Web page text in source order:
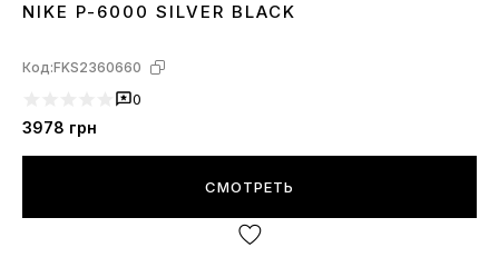
3637 38 3940 41 42 43 4445
NIKE P-6000 SILVER BLACK
Код:FKS2360660
0
3978 грн
СМОТРЕТЬ